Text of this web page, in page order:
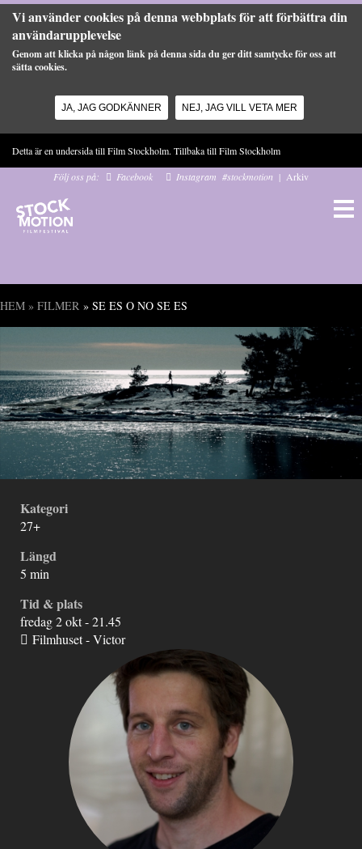
Vi använder cookies på denna webbplats för att förbättra din
användarupplevelse
Genom att klicka på någon länk på denna sida du ger ditt samtycke för oss att
sätta cookies.
JA, JAG GODKÄNNER NEJ, JAG VILL VETA MER
Detta är en undersida till Film Stockholm. Tillbaka tillFilm Stockholm
Följ oss på:
Facebook Instagram #stockmotion | Arkiv
Du är här
HEM » FILMER » SE ES O NO SE ES
Kategori
27+
Längd
5 min
Tid & plats
fredag 2 okt - 21.45
Filmhuset - Victor